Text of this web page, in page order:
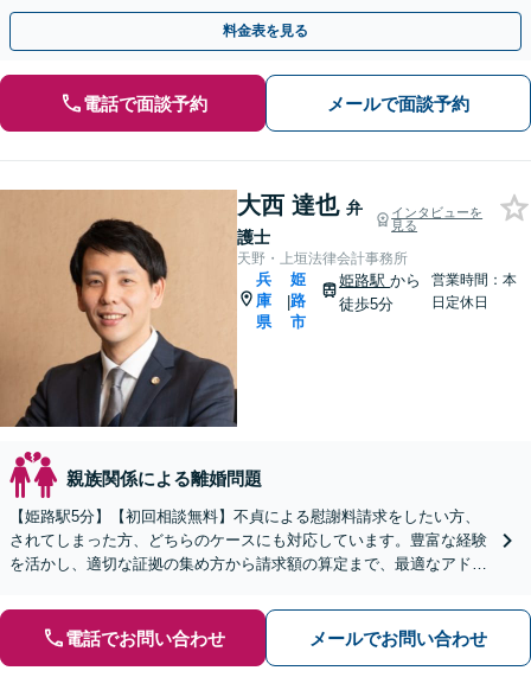
にご相談ください【休日・夜間対応可】【神戸駅3分】
料金表を見る
電話で面談予約 メールで面談予約
大西 達也 弁
護士
インタビューを
見る
天野・上垣法律会計事務所
兵
庫
県
|
姫
路
市
姫路駅から
徒歩5分
営業時間：本
日定休日
親族関係による離婚問題
【姫路駅5分】【初回相談無料】不貞による慰謝料請求をしたい方、
されてしまった方、どちらのケースにも対応しています。豊富な経験
を活かし、適切な証拠の集め方から請求額の算定まで、最適なアドバ
電話でお問い合わせ メールでお問い合わせ